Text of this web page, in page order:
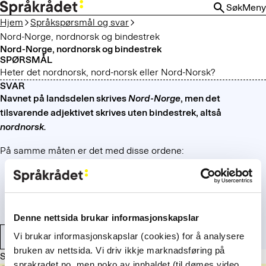
Denne nettsida brukar informasjonskapslar
Vi brukar informasjonskapslar (cookies) for å analysere
bruken av nettsida. Vi driv ikkje marknadsføring på
HOPP
TIL
HOVEDINNHOLD
SøkMeny
Hjem
Språkspørsmål og svar
Nord-Norge, nordnorsk og bindestrek
Nord-Norge, nordnorsk og bindestrek
SPØRSMÅL
Heter det nordnorsk, nord-norsk eller Nord-Norsk?
SVAR
Navnet på landsdelen skrivesNord-Norge, men det
tilsvarende adjektivet skrives uten bindestrek, altså
nordnorsk.
På samme måten er det med disse ordene:
Sør-Norgeogsørnorsk
Øst-Norgeogøstnorsk
Bindestrek og tankestrek
Sammensatte ord
Sist oppdatert: 1. januar 2024